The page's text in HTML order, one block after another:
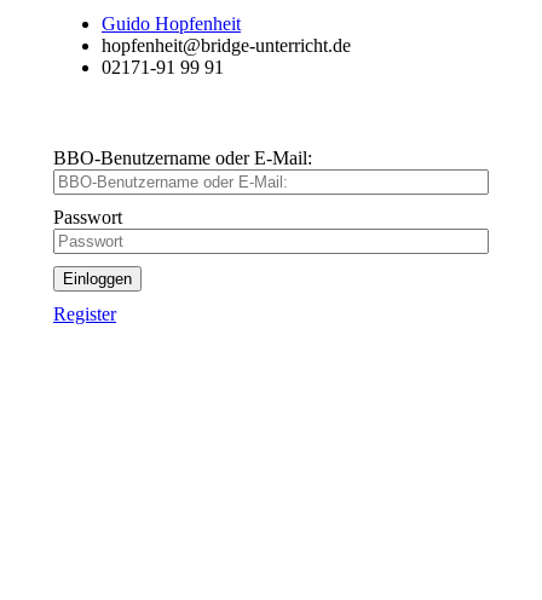
Guido Hopfenheit
hopfenheit@bridge-unterricht.de
02171-91 99 91
BBO-Benutzername oder E-Mail:
Passwort
Einloggen
Register